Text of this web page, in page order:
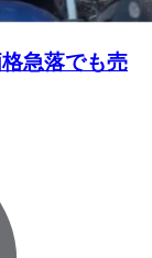
急落でも売